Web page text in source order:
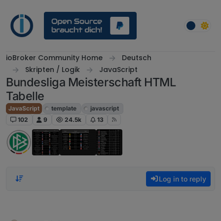
ioBroker Community Home
Deutsch
Skripten / Logik
JavaScript
Bundesliga Meisterschaft HTML
Tabelle
JavaScript template
javascript
102
9 24.5k 13
Log in to reply